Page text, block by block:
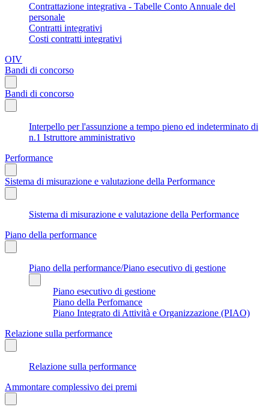
Contrattazione integrativa - Tabelle Conto Annuale del
personale
Contratti integrativi
Costi contratti integrativi
OIV
Bandi di concorso
Bandi di concorso
Interpello per l'assunzione a tempo pieno ed indeterminato di
n.1 Istruttore amministrativo
Performance
Sistema di misurazione e valutazione della Performance
Sistema di misurazione e valutazione della Performance
Piano della performance
Piano della performance/Piano esecutivo di gestione
Piano esecutivo di gestione
Piano della Perfomance
Piano Integrato di Attività e Organizzazione (PIAO)
Relazione sulla performance
Relazione sulla performance
Ammontare complessivo dei premi